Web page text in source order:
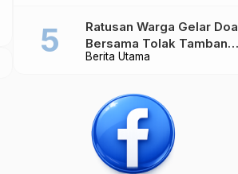
Berita Utama
Ratusan Warga Gelar Doa
Bersama Tolak Tambang
Pasir di Sungai Progo